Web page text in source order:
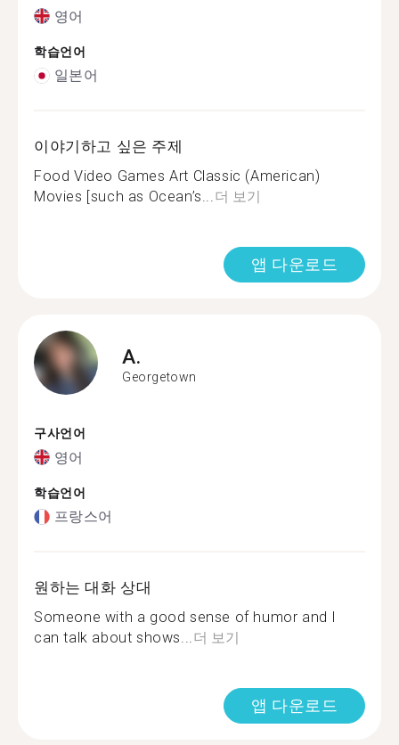
영어
학습언어
일본어
이야기하고 싶은 주제
Food Video Games Art Classic (American)
Movies [such as Ocean’s...더 보기
앱 다운로드
A.
Georgetown
구사언어
영어
학습언어
프랑스어
원하는 대화 상대
Someone with a good sense of humor and I
can talk about shows...더 보기
앱 다운로드